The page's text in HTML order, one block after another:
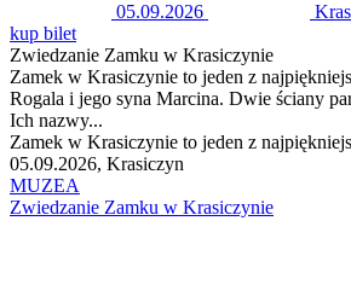
05.09.2026
kup bilet
Zwiedzanie Zamku w Krasiczynie
Zamek w Krasiczynie to jeden z
Rogala i jego syna Marcina. Dwie ściany
Ich nazwy...
Zamek w Krasiczynie to jeden z
05.09.2026, Krasiczyn
MUZEA
Zwiedzanie Zamku w Krasiczynie